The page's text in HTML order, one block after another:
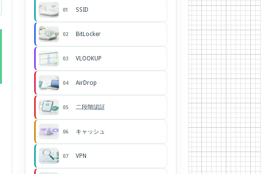
01 SSID
02 BitLocker
03 VLOOKUP
04 AirDrop
05 二段階認証
06 キャッシュ
07 VPN